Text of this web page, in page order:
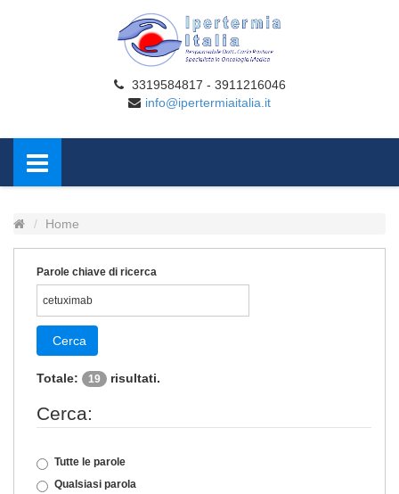
3319584817 - 3911216046
info@ipertermiaitalia.it
Home
Parole chiave di ricerca
Cerca
Totale: 19 risultati.
Cerca:
Tutte le parole
Qualsiasi parola